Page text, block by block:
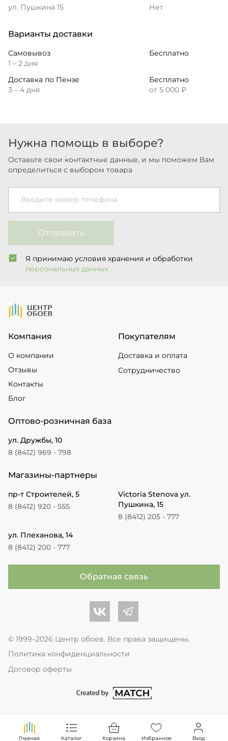
ул. Пушкина 15
Нет
Варианты доставки
Самовывоз
1 – 2 дня
Бесплатно
Доставка по Пензе
3 – 4 дня
Бесплатно
от 5 000 ₽
Нужна помощь в выборе?
Оставьте свои контактные данные, и мы поможем Вам
определиться с выбором товара
Введите номер телефона
Отправить
Я принимаю условия хранения и обработки
персональных данных
На Главную
Компания
О компании
Отзывы
Контакты
Блог
Покупателям
Доставка и оплата
Сотрудничество
Оптово-розничная база
ул. Дружбы, 10
8 (8412) 969 - 798
Магазины-партнеры
пр-т Строителей, 5
8 (8412) 920 - 555
Victoria Stenova ул.
Пушкина, 15
8 (8412) 205 - 777
ул. Плеханова, 14
8 (8412) 200 - 777
Обратная связь
Центр обоев во Вконтакте
Центр обоев в Телеграме
© 1999–2026 Центр обоев. Все права защищены.
Политика конфиденциальности
Договор оферты
перейти на сайт студии Match
Главная Каталог Корзина Избранное Вход